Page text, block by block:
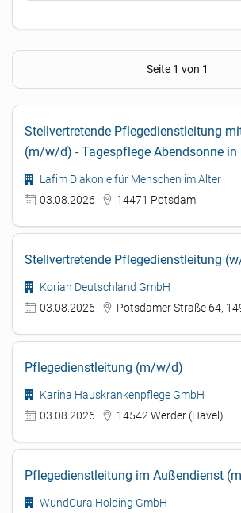
Seite 1 von 1
Stellvertretende Pflegedienstleitung
(m/w/d) - Tagespflege Abendsonne in
Lafim Diakonie für Menschen im Alter
03.08.2026
14471 Potsdam
Stellvertretende Pflegedienstleitung
Korian Deutschland GmbH
03.08.2026
Potsdamer Straße 64,
Pflegedienstleitung (m/w/d)
Karina Hauskrankenpflege GmbH
03.08.2026
14542 Werder (Havel)
Pflegedienstleitung im Außendienst
WundCura Holding GmbH